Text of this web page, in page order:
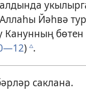
Йәһвә
бөтен
) c.
саклана.